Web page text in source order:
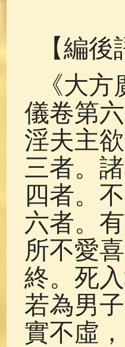
【編後
《大
儀卷第
淫夫主
三者。
四者。
六者。
所不愛
終。死
若為男
實不虛